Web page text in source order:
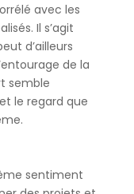
avec les
Il s’agit
d’ailleurs
de la
semble
le regard que
sentiment